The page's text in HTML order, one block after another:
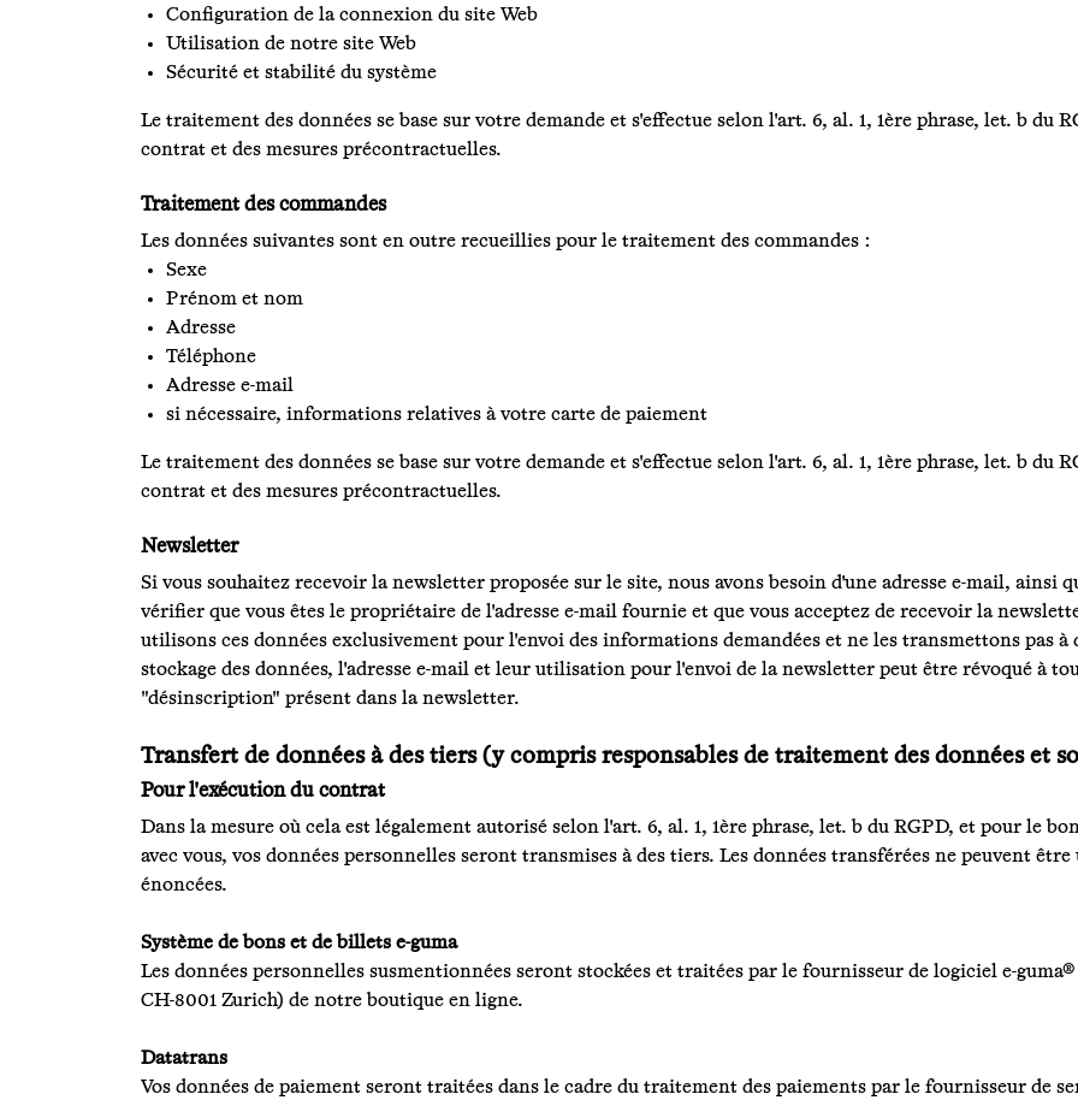
Configuration de la connexion du site Web
Utilisation de notre site Web
Sécurité et stabilité du système
Le traitement des données se base sur votre demande et s'effectue selon l'art. 6, al. 1, 1ère phrase, let. b du
contrat et des mesures précontractuelles.
Traitement des commandes
Les données suivantes sont en outre recueillies pour le traitement des commandes :
Sexe
Prénom et nom
Adresse
Téléphone
Adresse e-mail
si nécessaire, informations relatives à votre carte de paiement
Le traitement des données se base sur votre demande et s'effectue selon l'art. 6, al. 1, 1ère phrase, let. b du
contrat et des mesures précontractuelles.
Newsletter
Si vous souhaitez recevoir la newsletter proposée sur le site, nous avons besoin d'une adresse e-mail, ainsi
vérifier que vous êtes le propriétaire de l'adresse e-mail fournie et que vous acceptez de recevoir la
utilisons ces données exclusivement pour l'envoi des informations demandées et ne les transmettons pas
stockage des données, l'adresse e-mail et leur utilisation pour l'envoi de la newsletter peut être révoqué à
"désinscription" présent dans la newsletter.
Transfert de données à des tiers (y compris responsables de traitement des données et
Pour l'exécution du contrat
Dans la mesure où cela est légalement autorisé selon l'art. 6, al. 1, 1ère phrase, let. b du RGPD, et pour le
avec vous, vos données personnelles seront transmises à des tiers. Les données transférées ne peuvent
énoncées.
Système de bons et de billets e-guma
Les données personnelles susmentionnées seront stockées et traitées par le fournisseur de logiciel e-
CH-8001 Zurich) de notre boutique en ligne.
Datatrans
Vos données de paiement seront traitées dans le cadre du traitement des paiements par le fournisseur de